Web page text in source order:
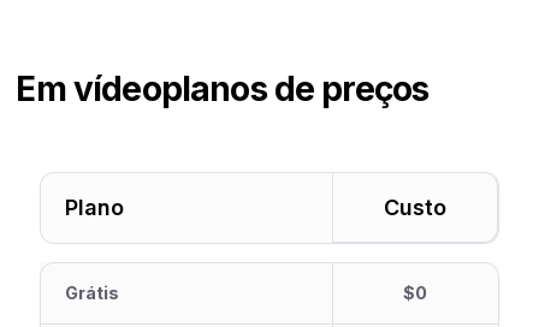
Em vídeoplanos de preços
Plano Custo
Grátis $0